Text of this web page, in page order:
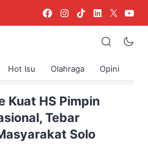
Hot Isu Olahraga Opini
Kuat HS Pimpin
Tebar
Solo